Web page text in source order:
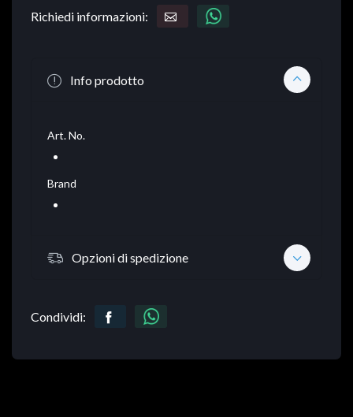
Richiedi informazioni:
Info prodotto
Art. No.
Brand
Opzioni di spedizione
Condividi: